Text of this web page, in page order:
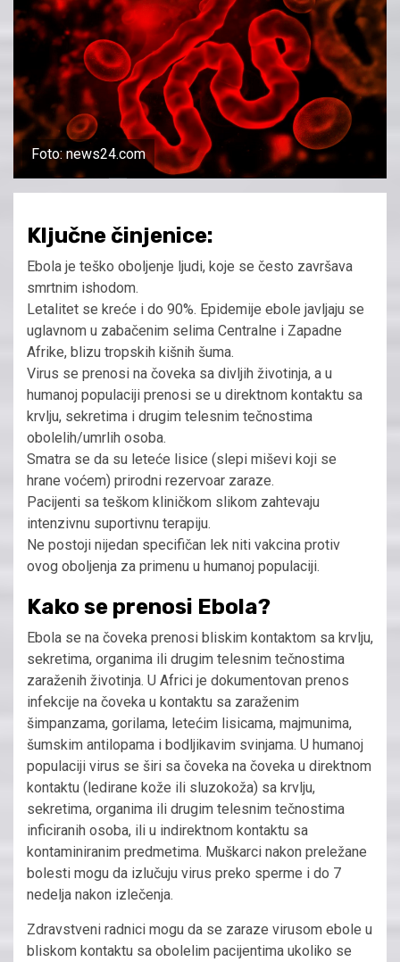
Foto: news24.com
Ključne činjenice:
Ebola je teško oboljenje ljudi, koje se često završava
smrtnim ishodom.
Letalitet se kreće i do 90%. Epidemije ebole javljaju se
uglavnom u zabačenim selima Centralne i Zapadne
Afrike, blizu tropskih kišnih šuma.
Virus se prenosi na čoveka sa divljih životinja, a u
humanoj populaciji prenosi se u direktnom kontaktu sa
krvlju, sekretima i drugim telesnim tečnostima
obolelih/umrlih osoba.
Smatra se da su leteće lisice (slepi miševi koji se
hrane voćem) prirodni rezervoar zaraze.
Pacijenti sa teškom kliničkom slikom zahtevaju
intenzivnu suportivnu terapiju.
Ne postoji nijedan specifičan lek niti vakcina protiv
ovog oboljenja za primenu u humanoj populaciji.
Kako se prenosi Ebola?
Ebola se na čoveka prenosi bliskim kontaktom sa krvlju,
sekretima, organima ili drugim telesnim tečnostima
zaraženih životinja. U Africi je dokumentovan prenos
infekcije na čoveka u kontaktu sa zaraženim
šimpanzama, gorilama, letećim lisicama, majmunima,
šumskim antilopama i bodljikavim svinjama. U humanoj
populaciji virus se širi sa čoveka na čoveka u direktnom
kontaktu (ledirane kože ili sluzokoža) sa krvlju,
sekretima, organima ili drugim telesnim tečnostima
inficiranih osoba, ili u indirektnom kontaktu sa
kontaminiranim predmetima. Muškarci nakon preležane
bolesti mogu da izlučuju virus preko sperme i do 7
nedelja nakon izlečenja.
Zdravstveni radnici mogu da se zaraze virusom ebole u
bliskom kontaktu sa obolelim pacijentima ukoliko se